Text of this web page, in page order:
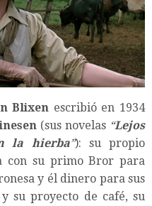
Blixen escribió en 1934
(sus novelas “Lejos
la hierba”): su propio
con su primo Bror para
y él dinero para sus
su proyecto de café, su